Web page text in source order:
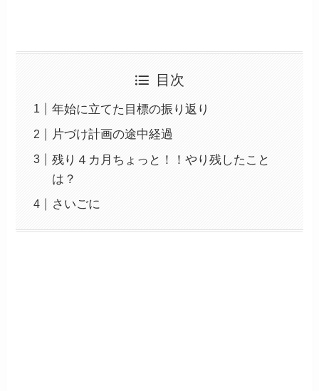
目次
年始に立てた目標の振り返り
片づけ計画の途中経過
残り４カ月ちょっと！！やり残したこと
は？
さいごに